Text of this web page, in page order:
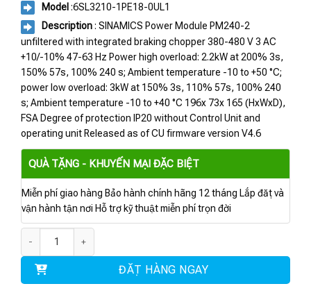
là:
11.529.000 VNĐ.
tại
6.917.000 VNĐ.
Model :6SL3210-1PE18-0UL1
Description: SINAMICS Power Module PM240-2
unfiltered with integrated braking chopper 380-480 V 3 AC
+10/-10% 47-63 Hz Power high overload: 2.2kW at 200% 3s,
150% 57s, 100% 240 s; Ambient temperature -10 to +50 °C;
power low overload: 3kW at 150% 3s, 110% 57s, 100% 240
s; Ambient temperature -10 to +40 °C 196x 73x 165 (HxWxD),
FSA Degree of protection IP20 without Control Unit and
operating unit Released as of CU firmware version V4.6
QUÀ TẶNG - KHUYẾN MẠI ĐẶC BIỆT
Miễn phí giao hàng Bảo hành chính hãng 12 tháng Lắp đặt và
vận hành tận nơi Hỗ trợ kỹ thuật miễn phí trọn đời
ĐẶT HÀNG NGAY